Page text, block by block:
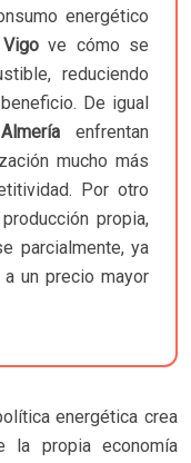
energético
ve cómo se
reduciendo
De igual
enfrentan
mucho más
Por otro
propia,
parcialmente, ya
un precio mayor
energética crea
la propia economía